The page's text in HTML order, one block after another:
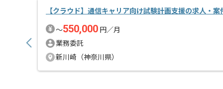
【クラウド】通信キャリア向け試験計画支援の求人・案
〜550,000 円／月
業務委託
新川崎（神奈川県）